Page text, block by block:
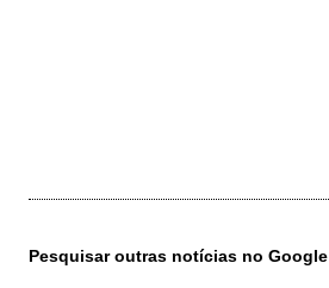
Pesquisar outras notícias no Google